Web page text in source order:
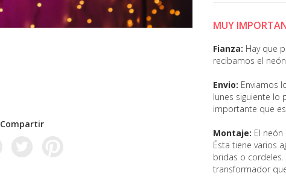
Compartir
MUY
Fianza: Hay que
recibamos el
Envio: Enviamos
lunes siguiente lo
importante que
Montaje: El
Ésta tiene varios
bridas o
transformador